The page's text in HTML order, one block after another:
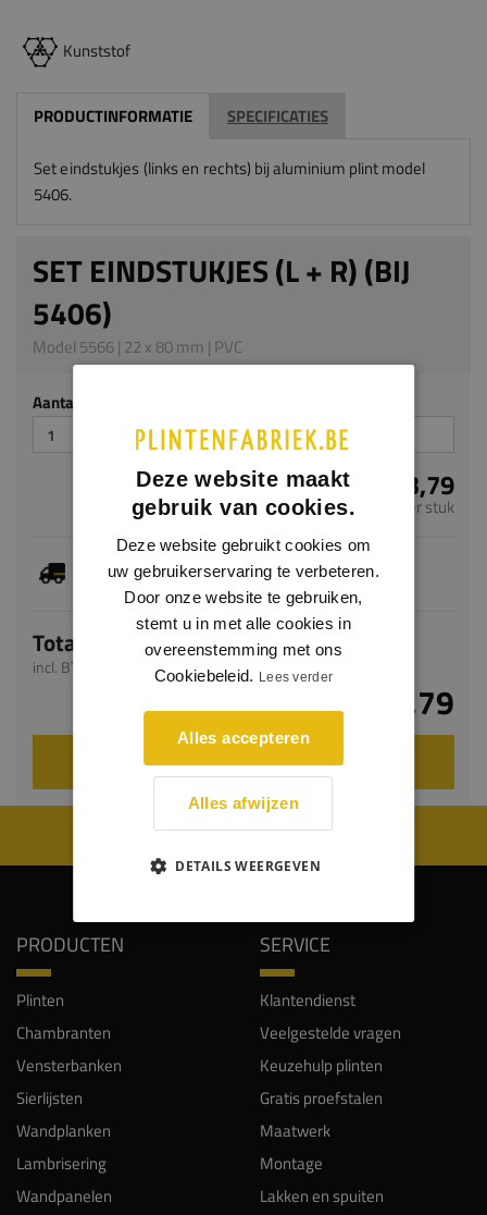
Kunststof
PRODUCTINFORMATIE SPECIFICATIES
Set eindstukjes (links en rechts) bij aluminium plint model
5406.
SET EINDSTUKJES (L + R) (BIJ
5406)
Model 5566 | 22 x 80 mm | PVC
Aantal stuks
€ 3,79
per stuk
Je hebt gekozen voor maatwerk, de verwachte
levertijd bedraagt 20-22 werkdagen
Totaal
incl. BTW
€ 3,79
VOEG TOE AAN WINKELWAGEN
WIJ WORDEN BEOORDEELD MET EEN 8.8
PRODUCTEN
Plinten
Chambranten
Vensterbanken
Sierlijsten
Wandplanken
Lambrisering
Wandpanelen
SERVICE
Klantendienst
Veelgestelde vragen
Keuzehulp plinten
Gratis proefstalen
Maatwerk
Montage
Lakken en spuiten
Deze website maakt
gebruik van cookies.
Deze website gebruikt cookies om
uw gebruikerservaring te verbeteren.
Door onze website te gebruiken,
stemt u in met alle cookies in
overeenstemming met ons
Cookiebeleid. Lees verder
Alles accepteren
Alles afwijzen
DETAILS WEERGEVEN